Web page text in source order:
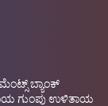
ಬ್ಯಾಂಕ್
ಗುಂಪು ಉಳಿತಾಯ